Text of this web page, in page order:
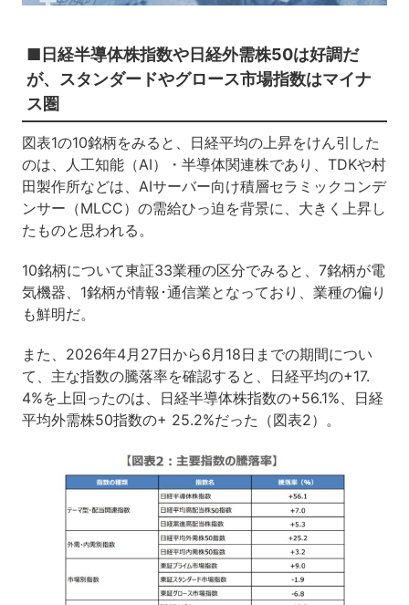
■日経半導体株指数や日経外需株50は好調だ
が、スタンダードやグロース市場指数はマイナ
ス圏
図表1の10銘柄をみると、日経平均の上昇をけん引した
のは、人工知能（AI）・半導体関連株であり、TDKや村
田製作所などは、AIサーバー向け積層セラミックコンデ
ンサー（MLCC）の需給ひっ迫を背景に、大きく上昇し
たものと思われる。
10銘柄について東証33業種の区分でみると、7銘柄が電
気機器、1銘柄が情報･通信業となっており、業種の偏り
も鮮明だ。
また、2026年4月27日から6月18日までの期間につい
て、主な指数の騰落率を確認すると、日経平均の+17.
4%を上回ったのは、日経半導体株指数の+56.1%、日経
平均外需株50指数の+ 25.2%だった（図表2）。